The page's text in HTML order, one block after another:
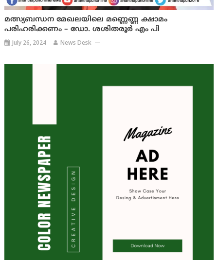
മത്സ്യബന്ധന മേഖലയിലെ മണ്ണെണ്ണ ക്ഷാമം
പരിഹരിക്കണം – ഡോ. ശശിതരൂർ എം പി
July 26, 2024 News Desk